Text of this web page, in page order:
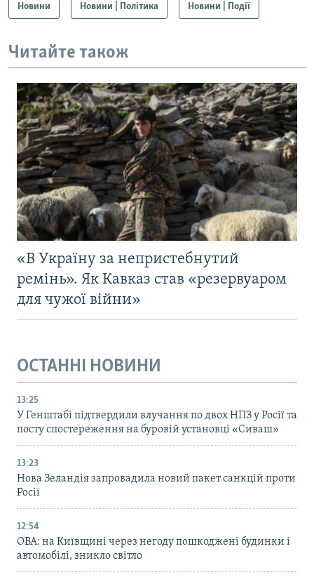
Новини Новини | Політика Новини | Події
Читайте також
«В Україну за непристебнутий
ремінь». Як Кавказ став «резервуаром
для чужої війни»
ОСТАННІ НОВИНИ
13:25
У Генштабі підтвердили влучання по двох НПЗ у Росії та
посту спостереження на буровій установці «Сиваш»
13:23
Нова Зеландія запровадила новий пакет санкцій проти
Росії
12:54
ОВА: на Київщині через негоду пошкоджені будинки і
автомобілі, зникло світло